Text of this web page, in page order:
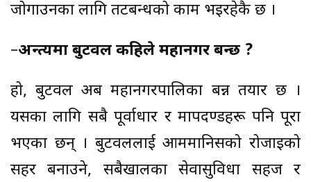
जोगाउनका लागि तटबन्धको काम भइरहेकै छ ।
–अन्त्यमा बुटवल कहिले महानगर बन्छ ?
हो, बुटवल अब महानगरपालिका बन्न तयार छ ।
यसका लागि सबै पूर्वाधार र मापदण्डहरू पनि पूरा
भएका छन् । बुटवललाई आममानिसको रोजाइको
सहर बनाउने, सबैखालका सेवासुविधा सहज र